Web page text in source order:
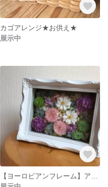
カゴアレンジ★お供え★
展示中